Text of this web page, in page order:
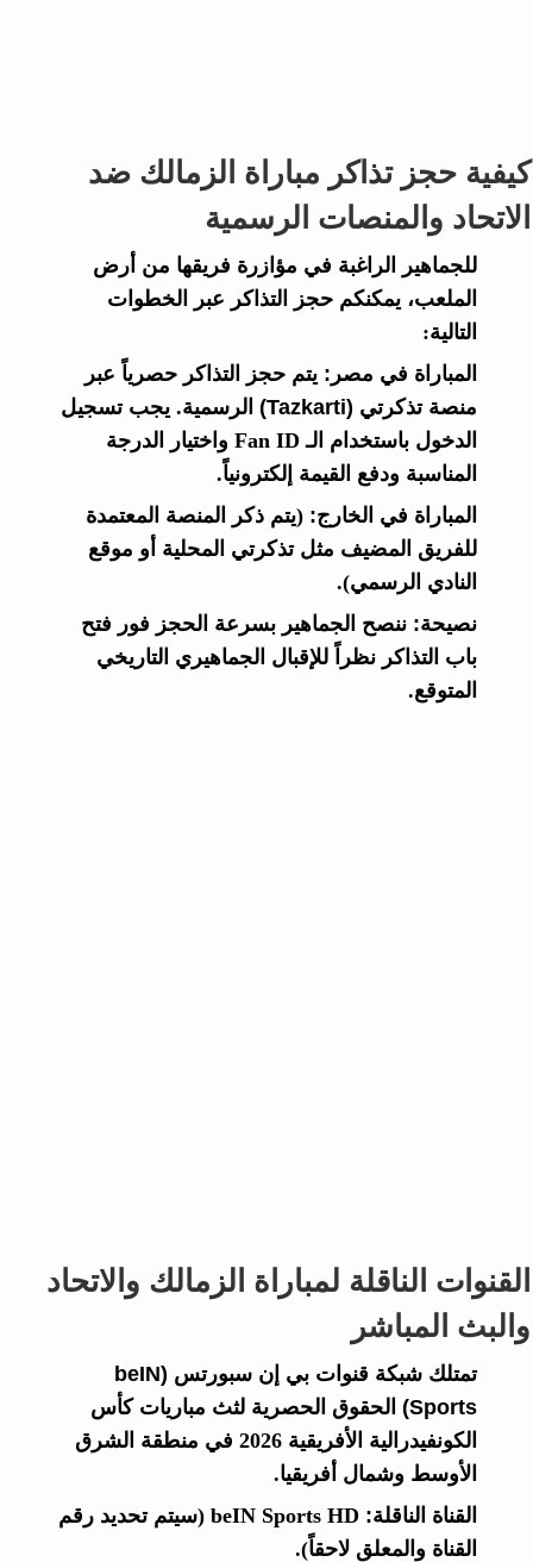
كيفية حجز تذاكر مباراة الزمالك ضد
الاتحاد والمنصات الرسمية
للجماهير الراغبة في مؤازرة فريقها من أرض
الملعب، يمكنكم حجز التذاكر عبر الخطوات
التالية:
المباراة في مصر: يتم حجز التذاكر حصرياً عبر
منصةتذكرتي (Tazkarti)
الرسمية. يجب تسجيل
الدخول باستخدام الـ Fan ID واختيار الدرجة
المناسبة ودفع القيمة إلكترونياً.
المباراة في الخارج: (يتم ذكر المنصة المعتمدة
للفريق المضيف مثل تذكرتي المحلية أو موقع
النادي الرسمي).
نصيحة: ننصح الجماهير بسرعة الحجز فور فتح
باب التذاكر نظراً للإقبال الجماهيري التاريخي
المتوقع.
القنوات الناقلة لمباراة الزمالك والاتحاد
والبث المباشر
تمتلك شبكة قنوات
بي إن سبورتس (beIN
Sports)
الحقوق الحصرية لثث مباريات كأس
الكونفيدرالية الأفريقية 2026 في منطقة الشرق
الأوسط وشمال أفريقيا.
القناة الناقلة:
beIN Sports HD (سيتم تحديد رقم
القناة والمعلق لاحقاً).